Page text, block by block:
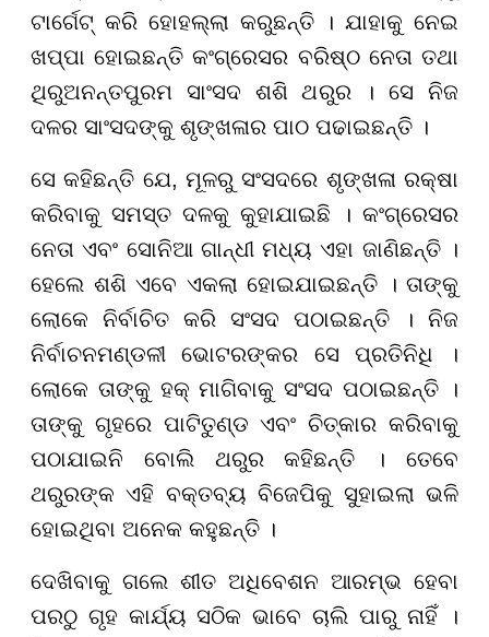
ଟାର୍ଗେଟ୍ କରି ହୋହଲ୍ଲା କରୁଛନ୍ତି । ଯାହାକୁ ନେଇ
ଖପ୍ପା ହୋଇଛନ୍ତି କଂଗ୍ରେସର ବରିଷ୍ଠ ନେତା ତଥା
ଥିରୁଅନନ୍ତପୁରମ ସାଂସଦ ଶଶି ଥରୁର । ସେ ନିଜ
ଦଳର ସାଂସଦଙ୍କୁ ଶୃଙ୍ଖଳାର ପାଠ ପଢାଇଛନ୍ତି ।
ସେ କହିଛନ୍ତି ଯେ, ମୂଳରୁ ସଂସଦରେ ଶୃଙ୍ଖଳା ରକ୍ଷା
କରିବାକୁ ସମସ୍ତ ଦଳକୁ କୁହାଯାଇଛି । କଂଗ୍ରେସର
ନେତା ଏବଂ ସୋନିଆ ଗାନ୍ଧୀ ମଧ୍ୟ ଏହା ଜାଣିଛନ୍ତି ।
ହେଲେ ଶଶି ଏବେ ଏକଲା ହୋଇଯାଇଛନ୍ତି । ତାଙ୍କୁ
ଲୋକେ ନିର୍ବାଚିତ କରି ସଂସଦ ପଠାଇଛନ୍ତି । ନିଜ
ନିର୍ବାଚନମଣ୍ଡଳୀ ଭୋଟରଙ୍କର ସେ ପ୍ରତିନିଧି ।
ଲୋକେ ତାଙ୍କୁ ହକ୍ ମାଗିବାକୁ ସଂସଦ ପଠାଇଛନ୍ତି ।
ତାଙ୍କୁ ଗୃହରେ ପାଟିତୁଣ୍ଡ ଏବଂ ଚିତ୍କାର କରିବାକୁ
ପଠାଯାଇନି ବୋଲି ଥରୁର କହିଛନ୍ତି । ତେବେ
ଥରୁରଙ୍କ ଏହି ବକ୍ତବ୍ୟ ବିଜେପିକୁ ସୁହାଇଲା ଭଳି
ହୋଇଥିବା ଅନେକ କହୁଛନ୍ତି ।
ଦେଖିବାକୁ ଗଲେ ଶୀତ ଅଧିବେଶନ ଆରମ୍ଭ ହେବା
ପରଠୁ ଗୃହ କାର୍ଯ୍ୟ ସଠିକ ଭାବେ ଚାଲି ପାରୁ ନାହିଁ ।